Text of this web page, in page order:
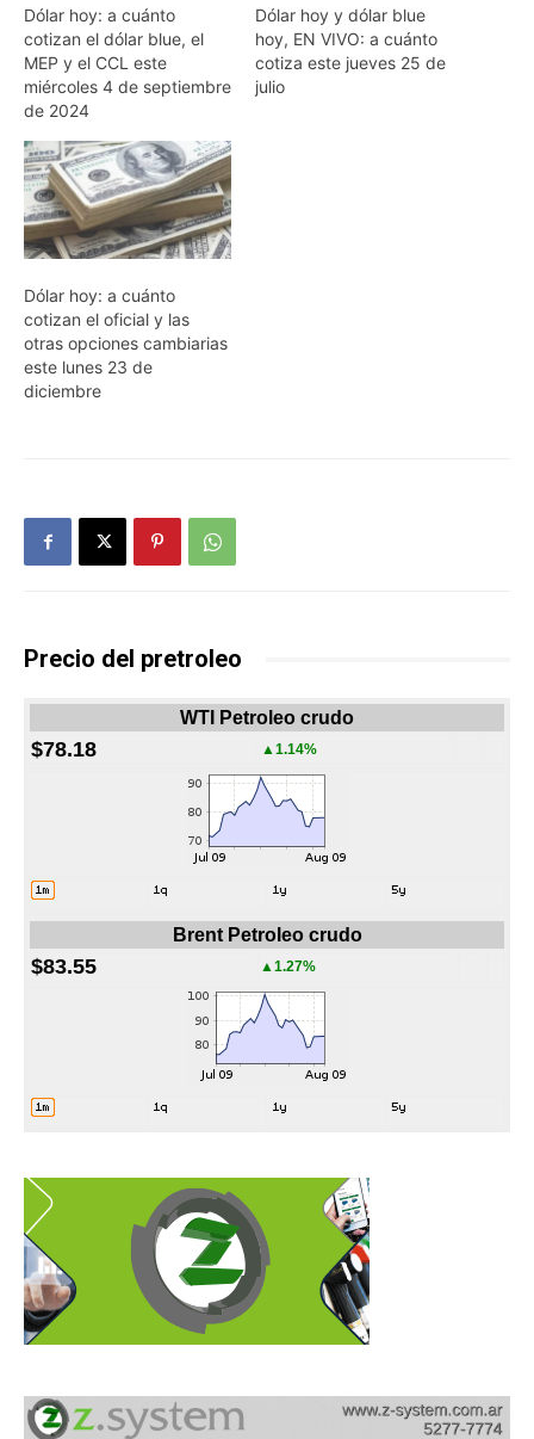
Dólar hoy: a cuánto
cotizan el dólar blue, el
MEP y el CCL este
miércoles 4 de septiembre
de 2024
Dólar hoy y dólar blue
hoy, EN VIVO: a cuánto
cotiza este jueves 25 de
julio
Dólar hoy: a cuánto
cotizan el oficial y las
otras opciones cambiarias
este lunes 23 de
diciembre
Precio del pretroleo
WTI Petroleo crudo
$78.18 ▲1.14%
Brent Petroleo crudo
$83.55 ▲1.27%